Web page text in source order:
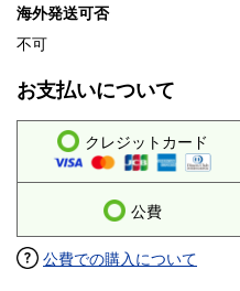
海外発送可否
不可
お支払いについて
クレジットカード
公費
公費での購入について